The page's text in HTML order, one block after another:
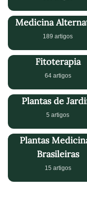
Medicina
189 artigos
Fitoterapia
64 artigos
Plantas de
5 artigos
Plantas
Brasileiras
15 artigos